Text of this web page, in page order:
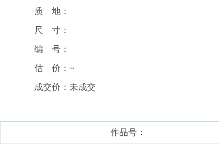
质 地：
尺 寸：
编 号：
估 价：~
成交价：未成交
作品号：